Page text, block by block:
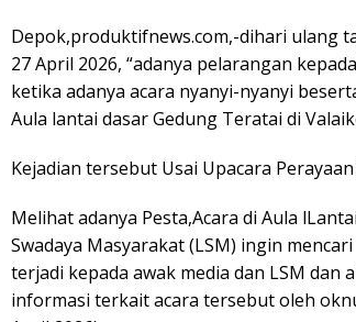
Depok,produktifnews.com,-dihari ulang
27 April 2026, “adanya pelarangan
ketika adanya acara nyanyi-nyanyi
Aula lantai dasar Gedung Teratai di
Kejadian tersebut Usai Upacara
Melihat adanya Pesta,Acara di Aula
Swadaya Masyarakat (LSM) ingin
terjadi kepada awak media dan LSM
informasi terkait acara tersebut oleh